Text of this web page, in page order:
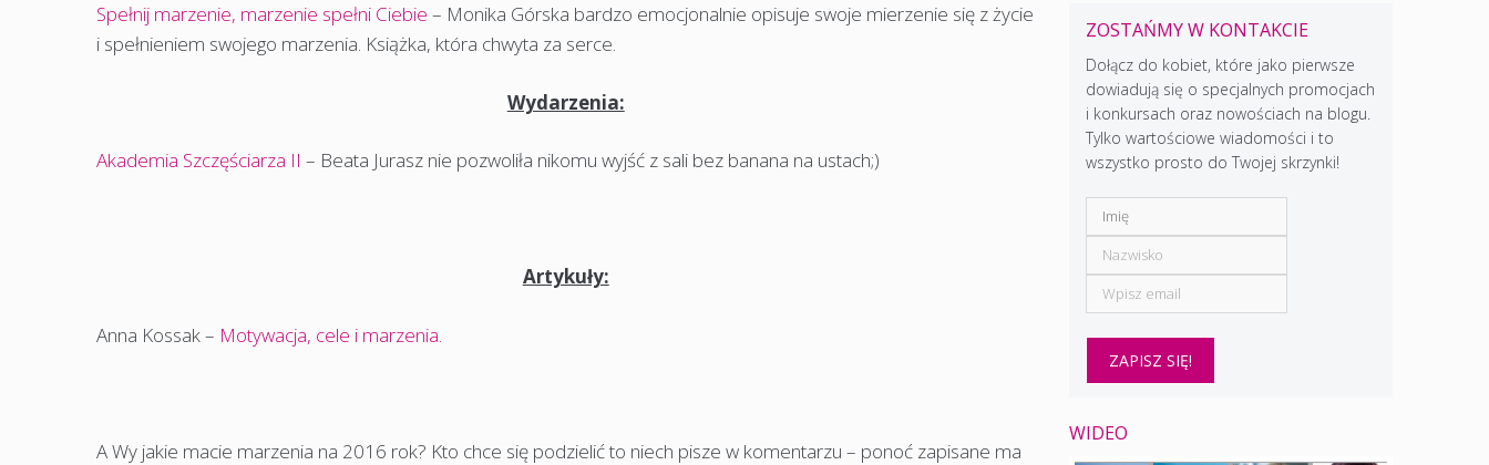
Spełnij marzenie, marzenie spełni Ciebie – Monika Górska bardzo emocjonalnie opisuje swoje mierzenie się z życie
i spełnieniem swojego marzenia. Książka, która chwyta za serce.
Wydarzenia:
Akademia Szczęściarza II – Beata Jurasz nie pozwoliła nikomu wyjść z sali bez banana na ustach;)
Artykuły:
Anna Kossak – Motywacja, cele i marzenia.
A Wy jakie macie marzenia na 2016 rok? Kto chce się podzielić to niech pisze w komentarzu – ponoć zapisane ma
ZOSTAŃMY W KONTAKCIE
Dołącz do kobiet, które jako pierwsze
dowiadują się o specjalnych promocjach
i konkursach oraz nowościach na blogu.
Tylko wartościowe wiadomości i to
wszystko prosto do Twojej skrzynki!
WIDEO